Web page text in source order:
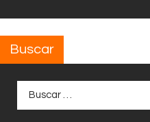
Buscar